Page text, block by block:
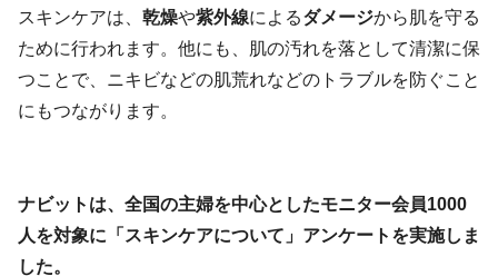
スキンケアは、 乾燥や紫外線によるダメージから肌を守る
ために行われます。他にも、肌の汚れを落として清潔に保
つことで、ニキビなどの肌荒れなどのトラブルを防ぐこと
にもつながります。
ナビットは、全国の主婦を中心としたモニター会員1000
人を対象に「スキンケアについて」アンケートを実施しま
した。